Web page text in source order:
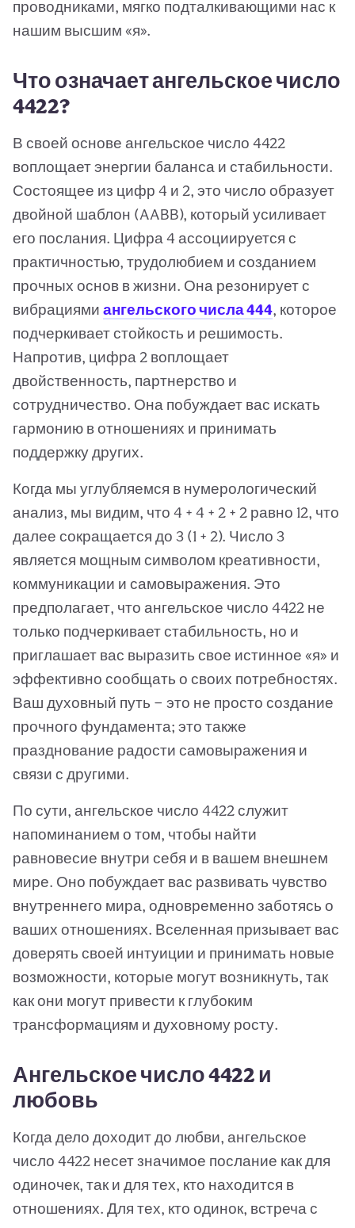
проводниками, мягко подталкивающими нас к
нашим высшим «я».
Что означает ангельское число
4422?
В своей основе ангельское число 4422
воплощает энергии баланса и стабильности.
Состоящее из цифр 4 и 2, это число образует
двойной шаблон (AABB), который усиливает
его послания. Цифра 4 ассоциируется с
практичностью, трудолюбием и созданием
прочных основ в жизни. Она резонирует с
вибрациями ангельского числа 444, которое
подчеркивает стойкость и решимость.
Напротив, цифра 2 воплощает
двойственность, партнерство и
сотрудничество. Она побуждает вас искать
гармонию в отношениях и принимать
поддержку других.
Когда мы углубляемся в нумерологический
анализ, мы видим, что 4 + 4 + 2 + 2 равно 12, что
далее сокращается до 3 (1 + 2). Число 3
является мощным символом креативности,
коммуникации и самовыражения. Это
предполагает, что ангельское число 4422 не
только подчеркивает стабильность, но и
приглашает вас выразить свое истинное «я» и
эффективно сообщать о своих потребностях.
Ваш духовный путь — это не просто создание
прочного фундамента; это также
празднование радости самовыражения и
связи с другими.
По сути, ангельское число 4422 служит
напоминанием о том, чтобы найти
равновесие внутри себя и в вашем внешнем
мире. Оно побуждает вас развивать чувство
внутреннего мира, одновременно заботясь о
ваших отношениях. Вселенная призывает вас
доверять своей интуиции и принимать новые
возможности, которые могут возникнуть, так
как они могут привести к глубоким
трансформациям и духовному росту.
Ангельское число 4422 и
любовь
Когда дело доходит до любви, ангельское
число 4422 несет значимое послание как для
одиночек, так и для тех, кто находится в
отношениях. Для тех, кто одинок, встреча с